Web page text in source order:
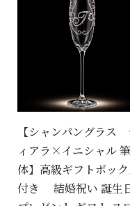
【シャンパングラス
ィアラ×イニシャル
体】高級ギフトボッ
付き 結婚祝い 誕生